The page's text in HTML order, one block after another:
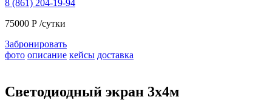
8 (861) 204-19-94
75000 Р /сутки
Забронировать
фото описание кейсы доставка
Светодиодный экран 3х4м